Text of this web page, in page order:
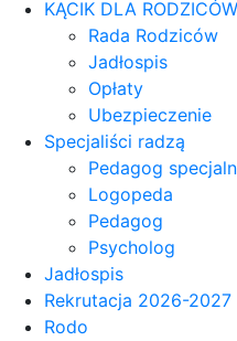
KĄCIK DLA RODZICÓW
Rada Rodziców
Jadłospis
Opłaty
Ubezpieczenie
Specjaliści radzą
Pedagog
Logopeda
Pedagog
Psycholog
Jadłospis
Rekrutacja 2026-2027
Rodo